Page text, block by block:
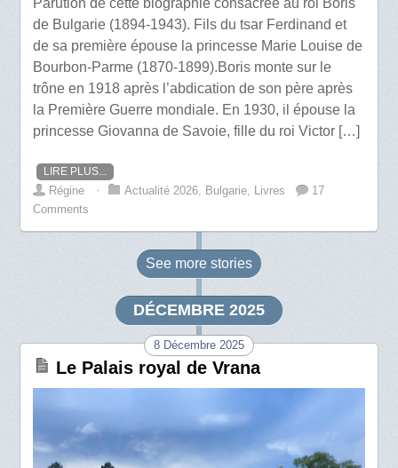
Parution de cette biographie consacrée au roi Boris
de Bulgarie (1894-1943). Fils du tsar Ferdinand et
de sa première épouse la princesse Marie Louise de
Bourbon-Parme (1870-1899).Boris monte sur le
trône en 1918 après l’abdication de son père après
la Première Guerre mondiale. En 1930, il épouse la
princesse Giovanna de Savoie, fille du roi Victor […]
LIRE PLUS...
Régine ⋅ Actualité 2026 Bulgarie Livres
17
Comments
See more stories
DÉCEMBRE 2025
8 Décembre 2025
Le Palais royal de Vrana